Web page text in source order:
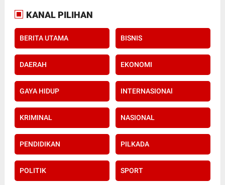
KANAL PILIHAN
BERITA UTAMA BISNIS
DAERAH EKONOMI
GAYA HIDUP INTERNASIONAl
KRIMINAL NASIONAL
PENDIDIKAN PILKADA
POLITIK SPORT